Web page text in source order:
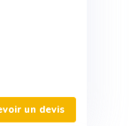
un devis